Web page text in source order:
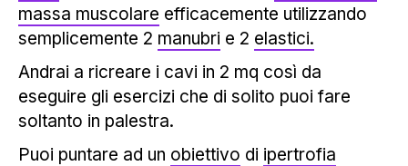
massa muscolare efficacemente utilizzando
semplicemente 2 manubri e 2 elastici.
Andrai a ricreare i cavi in 2 mq così da
eseguire gli esercizi che di solito puoi fare
soltanto in palestra.
Puoi puntare ad un obiettivo di ipertrofia